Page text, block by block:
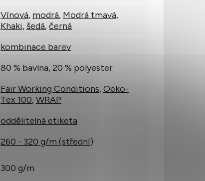
Vínová, modrá, Modrá tmavá,
Khaki, šedá,černá
kombinace barev
80 % bavlna, 20 % polyester
Fair Working Conditions,Oeko-
Tex 100,WRAP
oddělitelná etiketa
260 - 320 g/m (střední)
300 g/m